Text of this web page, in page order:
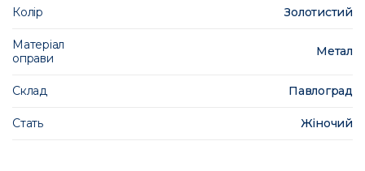
Колір Золотистий
Матеріал
оправи
Метал
Склад Павлоград
Стать Жіночий